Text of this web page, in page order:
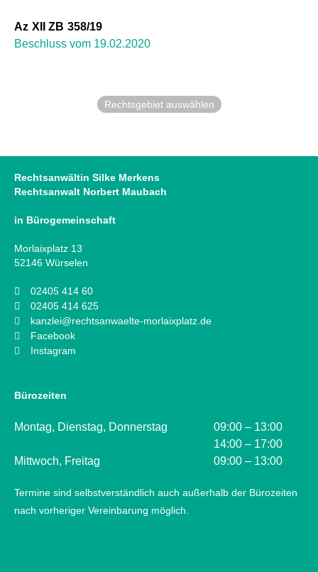
Az XII ZB 358/19
Beschluss vom 19.02.2020
Rechtsgebiet auswählen
Rechtsanwältin Silke Merkens
Rechtsanwalt Norbert Maubach
in Bürogemeinschaft
Morlaixplatz 13
52146 Würselen
02405 414 60
02405 414 625
kanzlei@rechtsanwaelte-morlaixplatz.de
Facebook
Instagram
Bürozeiten
Montag, Dienstag, Donnerstag
09:00 – 13:00
14:00 – 17:00
Mittwoch, Freitag
09:00 – 13:00
Termine sind selbstverständlich auch außerhalb der Bürozeiten
nach vorheriger Vereinbarung möglich.